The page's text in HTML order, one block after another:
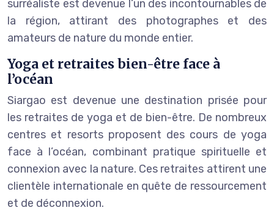
surréaliste est devenue l’un des incontournables de
la région, attirant des photographes et des
amateurs de nature du monde entier.
Yoga et retraites bien-être face à
l’océan
Siargao est devenue une destination prisée pour
les retraites de yoga et de bien-être. De nombreux
centres et resorts proposent des cours de yoga
face à l’océan, combinant pratique spirituelle et
connexion avec la nature. Ces retraites attirent une
clientèle internationale en quête de ressourcement
et de déconnexion.